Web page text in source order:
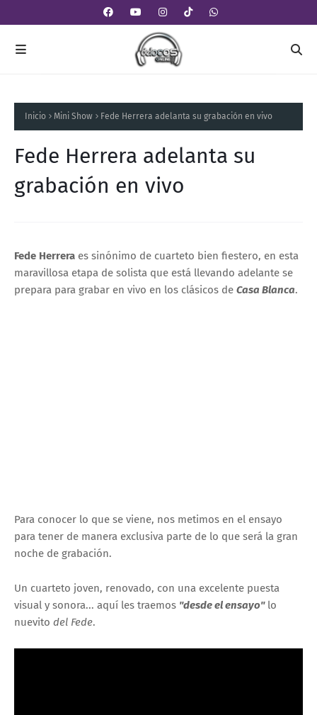
Inicio Mini Show Fede Herrera adelanta su grabación en vivo
Fede Herrera adelanta su
grabación en vivo
Fede Herrera es sinónimo de cuarteto bien fiestero, en esta
maravillosa etapa de solista que está llevando adelante se
prepara para grabar en vivo en los clásicos de Casa Blanca.
Para conocer lo que se viene, nos metimos en el ensayo
para tener de manera exclusiva parte de lo que será la gran
noche de grabación.
Un cuarteto joven, renovado, con una excelente puesta
visual y sonora... aquí les traemos "desde el ensayo"lo
nuevito del Fede.